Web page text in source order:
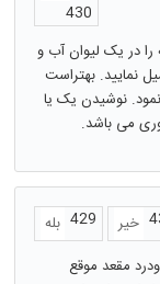
430
دو ساشه را در یک لیوان آب و
نمایید. بهتراست
نوشیدن یک یا
می باشد.
بله 429 خیر
مقعد موقع